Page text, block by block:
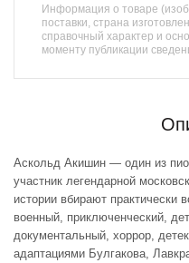
Информация о товаре
поставки, страна
справочный характер и
моменту публикации
Аскольд Акишин — один из
участник легендарной
истории вбирают практически
военный, приключенческий,
документальный, хоррор,
адаптациями Булгакова,